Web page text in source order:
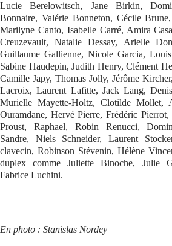
Lucie Berelowitsch, Jane Birkin,
Bonnaire, Valérie Bonneton, Cécile
Marilyne Canto, Isabelle Carré, Amira
Creuzevault, Natalie Dessay, Arielle
Guillaume Gallienne, Nicole Garcia,
Sabine Haudepin, Judith Henry, Clément
Camille Japy, Thomas Jolly, Jérôme
Lacroix, Laurent Lafitte, Jack Lang,
Murielle Mayette-Holtz, Clotilde Mollet,
Ouramdane, Hervé Pierre, Frédéric
Proust, Raphael, Robin Renucci,
Sandre, Niels Schneider, Laurent
clavecin, Robinson Stévenin, Hélène
duplex comme Juliette Binoche, Julie
Fabrice Luchini.
En photo : Stanislas Nordey